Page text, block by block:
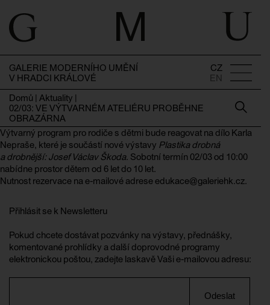
GALERIE MODERNÍHO UMĚNÍ
V HRADCI KRÁLOVÉ
CZ
EN
Domů | Aktuality |
02/03: VE VÝTVARNÉM ATELIÉRU PROBĚHNE
OBRAZÁRNA
Výtvarný program pro rodiče s dětmi bude reagovat na dílo Karla
Nepraše, které je součástí nové výstavy Plastika drobná
a drobnější: Josef Václav Škoda. Sobotní termín 02/03 od 10:00
nabídne prostor dětem od 6 let do 10 let.
Nutnost rezervace na e-mailové adrese edukace@galeriehk.cz.
Přihlásit se k Newsletteru
Pokud chcete dostávat pozvánky na výstavy, přednášky,
komentované prohlídky a další doprovodné programy
elektronickou poštou, zadejte laskavě Vaši e-mailovou adresu:
Odeslat